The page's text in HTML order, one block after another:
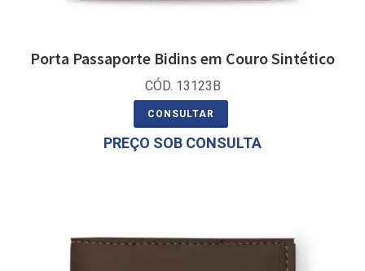
Porta Passaporte Bidins em Couro Sintético
CÓD. 13123B
CONSULTAR
PREÇO SOB CONSULTA